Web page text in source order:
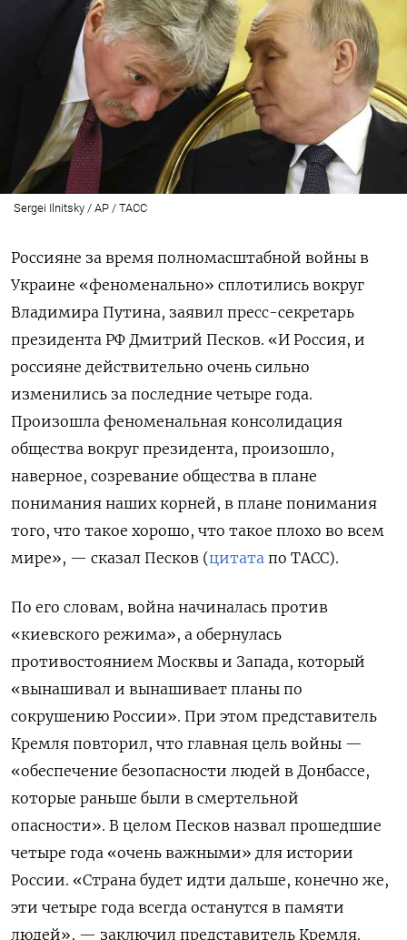
Sergei Ilnitsky / AP / ТАСС
Россияне за время полномасштабной войны в
Украине «феноменально» сплотились вокруг
Владимира Путина, заявил пресс-секретарь
президента РФ Дмитрий Песков. «И Россия, и
россияне действительно очень сильно
изменились за последние четыре года.
Произошла феноменальная консолидация
общества вокруг президента, произошло,
наверное, созревание общества в плане
понимания наших корней, в плане понимания
того, что такое хорошо, что такое плохо во всем
мире», — сказал Песков (цитата по ТАСС).
По его словам, война начиналась против
«киевского режима», а обернулась
противостоянием Москвы и Запада, который
«вынашивал и вынашивает планы по
сокрушению России». При этом представитель
Кремля повторил, что главная цель войны —
«обеспечение безопасности людей в Донбассе,
которые раньше были в смертельной
опасности». В целом Песков назвал прошедшие
четыре года «очень важными» для истории
России. «Страна будет идти дальше, конечно же,
эти четыре года всегда останутся в памяти
людей», — заключил представитель Кремля.